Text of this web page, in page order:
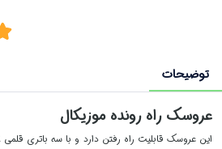
توضیحات
عروسک راه رونده موزیکال